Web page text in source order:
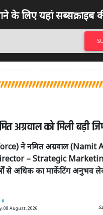
के लिए यहां सब्सक्राइब
अग्रवाल को मिली बड़ी
ने नमित अग्रवाल (Namit
– Strategic
से अधिक का मार्केटिंग अनुभव
08 August, 2026